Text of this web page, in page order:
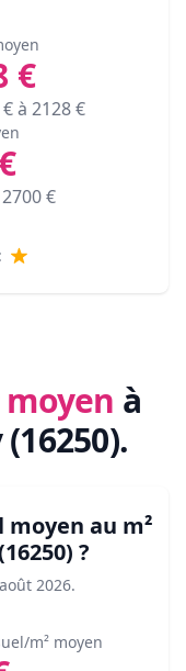
€
à 2128€
€
2700€
à
.
au m²
?
2026.
m² moyen